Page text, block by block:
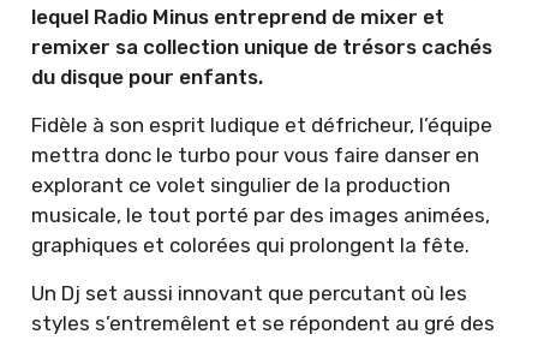
lequel Radio Minus entreprend de mixer et
remixer sa collection unique de trésors cachés
du disque pour enfants.
Fidèle à son esprit ludique et défricheur, l’équipe
mettra donc le turbo pour vous faire danser en
explorant ce volet singulier de la production
musicale, le tout porté par des images animées,
graphiques et colorées qui prolongent la fête.
Un Dj set aussi innovant que percutant où les
styles s’entremêlent et se répondent au gré des